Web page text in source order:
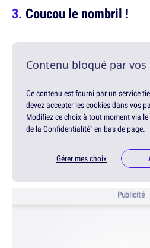
Coucou le nombril !
Contenu bloqué par
Ce contenu est fourni par un service
devez accepter les cookies dans vos
Modifiez ce choix à tout moment via
de la Confidentialité" en bas de page.
Gérer mes choix
Publicité